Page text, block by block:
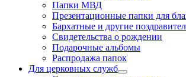
Папки МВД
Презентационные папки для
Бархатные и другие
Свидетельства о рождении
Подарочные альбомы
Распродажа папок
Для церковных служб